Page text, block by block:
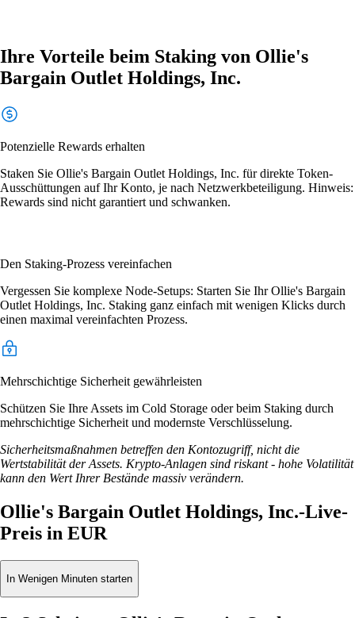
Ihre Vorteile beim Staking von Ollie's
Bargain Outlet Holdings, Inc.
Potenzielle Rewards erhalten
Staken Sie Ollie's Bargain Outlet Holdings, Inc. für direkte Token-
Ausschüttungen auf Ihr Konto, je nach Netzwerkbeteiligung. Hinweis:
Rewards sind nicht garantiert und schwanken.
Den Staking-Prozess vereinfachen
Vergessen Sie komplexe Node-Setups: Starten Sie Ihr Ollie's Bargain
Outlet Holdings, Inc. Staking ganz einfach mit wenigen Klicks durch
einen maximal vereinfachten Prozess.
Mehrschichtige Sicherheit gewährleisten
Schützen Sie Ihre Assets im Cold Storage oder beim Staking durch
mehrschichtige Sicherheit und modernste Verschlüsselung.
Sicherheitsmaßnahmen betreffen den Kontozugriff, nicht die
Wertstabilität der Assets. Krypto-Anlagen sind riskant - hohe Volatilität
kann den Wert Ihrer Bestände massiv verändern.
Ollie's Bargain Outlet Holdings, Inc.-Live-
Preis in EUR
In Wenigen Minuten starten